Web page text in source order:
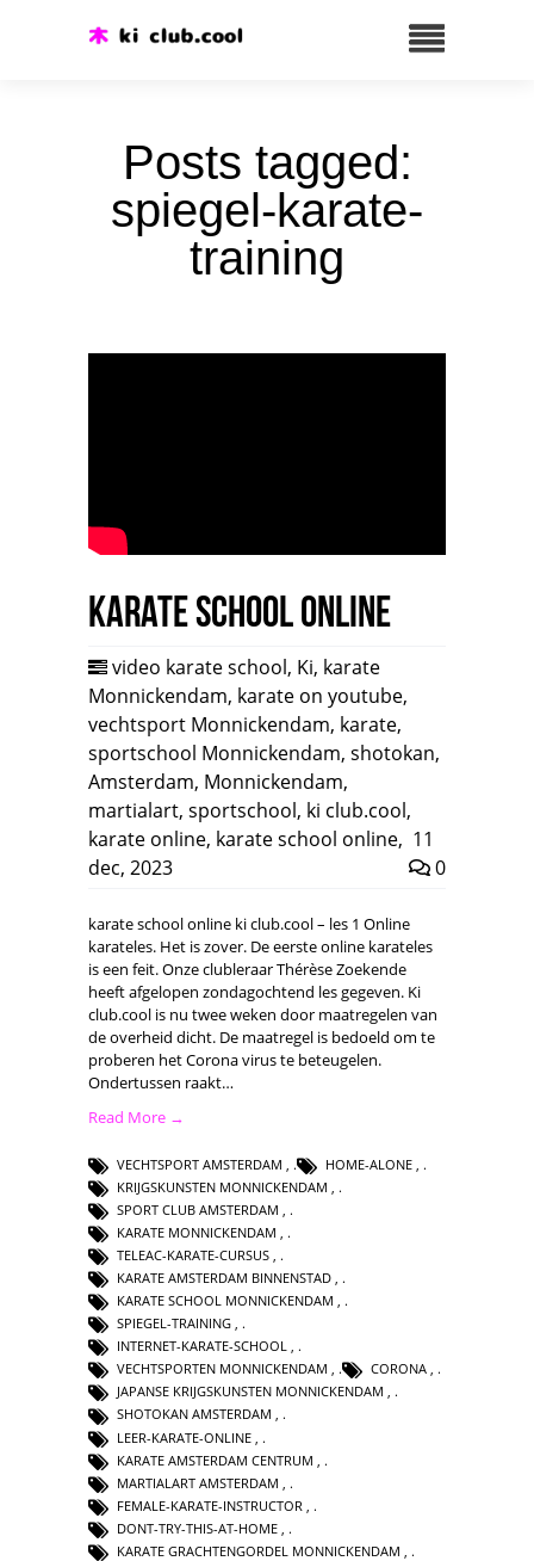
Posts tagged:
spiegel-karate-
training
Karate school online
video karate school, Ki, karate
Monnickendam, karate on youtube,
vechtsport Monnickendam, karate,
sportschool Monnickendam, shotokan,
Amsterdam, Monnickendam,
martialart, sportschool, ki club.cool,
karate online, karate school online, 11
dec, 2023
0
karate school online ki club.cool – les 1 Online
karateles. Het is zover. De eerste online karateles
is een feit. Onze clubleraar Thérèse Zoekende
heeft afgelopen zondagochtend les gegeven. Ki
club.cool is nu twee weken door maatregelen van
de overheid dicht. De maatregel is bedoeld om te
proberen het Corona virus te beteugelen.
Ondertussen raakt…
Read More →
VECHTSPORT AMSTERDAM HOME-ALONE
KRIJGSKUNSTEN MONNICKENDAM
SPORT CLUB AMSTERDAM
KARATE MONNICKENDAM
TELEAC-KARATE-CURSUS ,
KARATE AMSTERDAM BINNENSTAD ,
KARATE SCHOOL MONNICKENDAM ,
SPIEGEL-TRAINING ,
INTERNET-KARATE-SCHOOL ,
VECHTSPORTEN MONNICKENDAM , CORONA ,
JAPANSE KRIJGSKUNSTEN MONNICKENDAM ,
SHOTOKAN AMSTERDAM ,
LEER-KARATE-ONLINE
KARATE AMSTERDAM CENTRUM
MARTIALART AMSTERDAM
FEMALE-KARATE-INSTRUCTOR
DONT-TRY-THIS-AT-HOME
KARATE GRACHTENGORDEL MONNICKENDAM